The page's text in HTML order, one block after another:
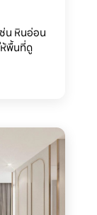
น หินอ่อน
ห้พื้นที่ดู